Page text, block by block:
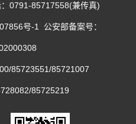
0791-85717558(兼传真)
号-1 公安部备案号：
85723551/85721007
85725219